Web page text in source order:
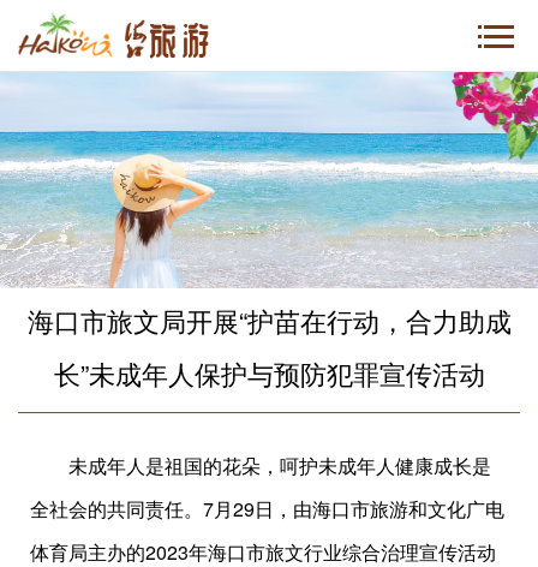
海口市旅文局开展“护苗在行动，合力助成
长”未成年人保护与预防犯罪宣传活动
未成年人是祖国的花朵，呵护未成年人健康成长是
全社会的共同责任。7月29日，由海口市旅游和文化广电
体育局主办的2023年海口市旅文行业综合治理宣传活动